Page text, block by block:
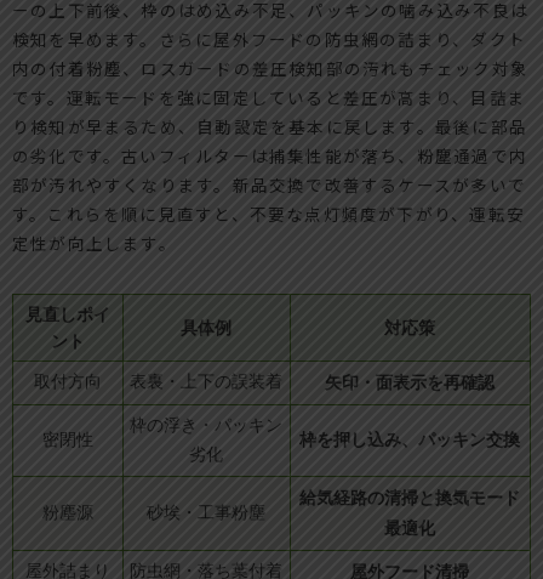
ーの上下前後、枠のはめ込み不足、パッキンの噛み込み不良は
検知を早めます。さらに屋外フードの防虫網の詰まり、ダクト
内の付着粉塵、ロスガードの差圧検知部の汚れもチェック対象
です。運転モードを強に固定していると差圧が高まり、目詰ま
り検知が早まるため、自動設定を基本に戻します。最後に部品
の劣化です。古いフィルターは捕集性能が落ち、粉塵通過で内
部が汚れやすくなります。新品交換で改善するケースが多いで
す。これらを順に見直すと、不要な点灯頻度が下がり、運転安
定性が向上します。
見直しポイ
ント
具体例 対応策
取付方向 表裏・上下の誤装着 矢印・面表示を再確認
密閉性
枠の浮き・パッキン
劣化
枠を押し込み、パッキン交換
粉塵源 砂埃・工事粉塵
給気経路の清掃と換気モード
最適化
屋外詰まり 防虫網・落ち葉付着 屋外フード清掃